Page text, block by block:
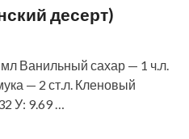
десерт)
Ванильный сахар — 1 ч.л.
— 2 ст.л. Кленовый
У: 9.69 …